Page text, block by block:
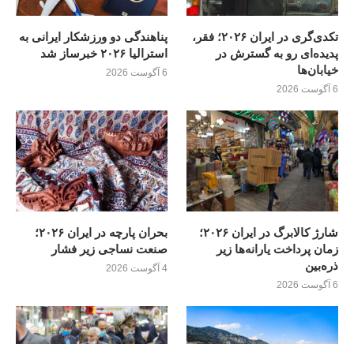
تکدی‌گری در ایران ۲۰۲۶؛ فقر،
پدیده‌ای رو به گسترش در
خیابان‌ها
6 آگوست 2026
پناهندگی دو ورزشکار ایرانی به
استرالیا ۲۰۲۶ خبرساز شد
6 آگوست 2026
شارژ کالابرگ در ایران ۲۰۲۶؛
زمان پرداخت یارانه‌ها زیر
ذره‌بین
6 آگوست 2026
بحران پارچه در ایران ۲۰۲۶؛
صنعت نساجی زیر فشار
4 آگوست 2026